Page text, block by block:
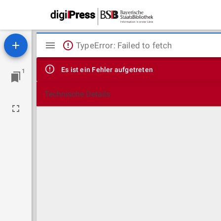
1
Mirador
Viewer
TypeError: Failed to fetch
Es ist ein Fehler aufgetreten
Technische Details